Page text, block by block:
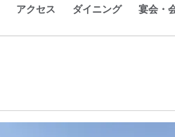
アクセス ダイニング 宴会・